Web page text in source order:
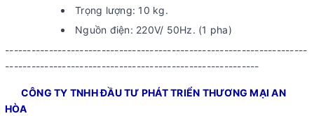
Trọng lượng: 10 kg.
Nguồn điện: 220V/ 50Hz. (1 pha)
---------------------------------------------------------------------
----------------------------------------------------------
CÔNG TY TNHH ĐẦU TƯ PHÁT TRIỂN THƯƠNG MẠI AN
HÒA